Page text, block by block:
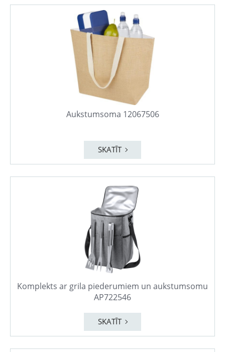
Aukstumsoma 12067506
SKATĪT
Komplekts ar grila piederumiem un aukstumsomu
AP722546
SKATĪT